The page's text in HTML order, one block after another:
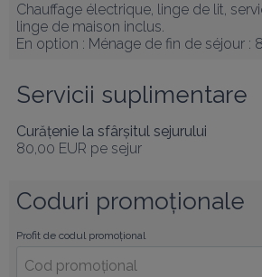
Chauffage électrique, linge de lit,
linge de maison inclus.
En option : Ménage de fin de séjour :
Servicii suplimentare
Curățenie la sfârșitul sejurului
80,00 EUR pe sejur
Coduri promoționale
Profit de codul promoțional